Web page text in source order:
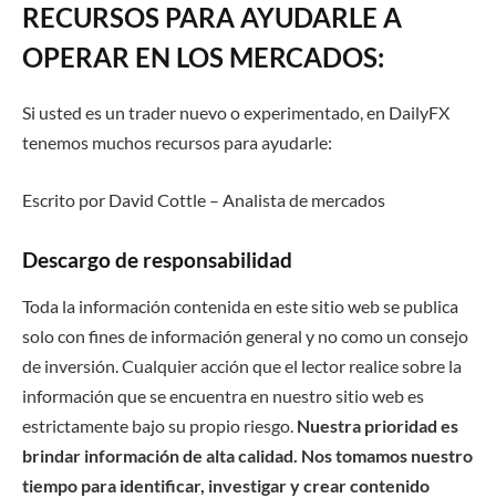
RECURSOS PARA AYUDARLE A
OPERAR EN LOS MERCADOS:
Si usted es un trader nuevo o experimentado, en DailyFX
tenemos muchos recursos para ayudarle:
Escrito por David Cottle – Analista de mercados
Descargo de responsabilidad
Toda la información contenida en este sitio web se publica
solo con fines de información general y no como un consejo
de inversión. Cualquier acción que el lector realice sobre la
información que se encuentra en nuestro sitio web es
estrictamente bajo su propio riesgo. Nuestra prioridad es
brindar información de alta calidad. Nos tomamos nuestro
tiempo para identificar, investigar y crear contenido